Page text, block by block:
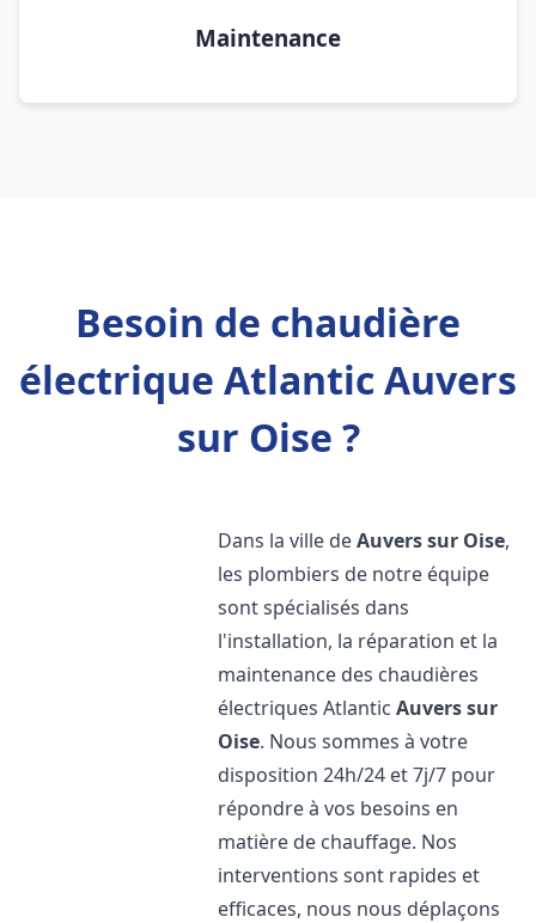
Maintenance
Besoin de chaudière
électrique Atlantic Auvers
sur Oise ?
Dans la ville deAuvers sur Oise,
les plombiers de notre équipe
sont spécialisés dans
l'installation, la réparation et la
maintenance des chaudières
électriques AtlanticAuvers sur
Oise. Nous sommes à votre
disposition 24h/24 et 7j/7 pour
répondre à vos besoins en
matière de chauffage. Nos
interventions sont rapides et
efficaces, nous nous déplaçons